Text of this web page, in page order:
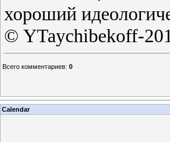
хороший
© YTaychibekoff-
Всего комментариев: 0
Calendar